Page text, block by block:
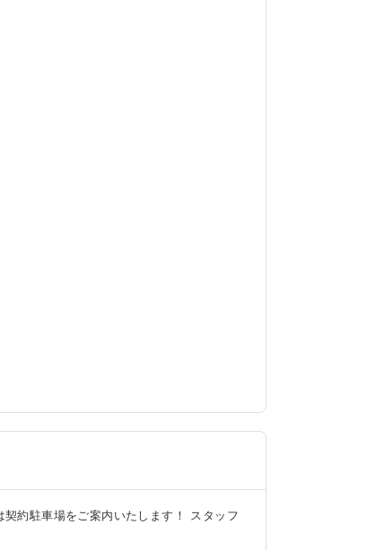
約駐車場をご案内いたします！ スタッフ